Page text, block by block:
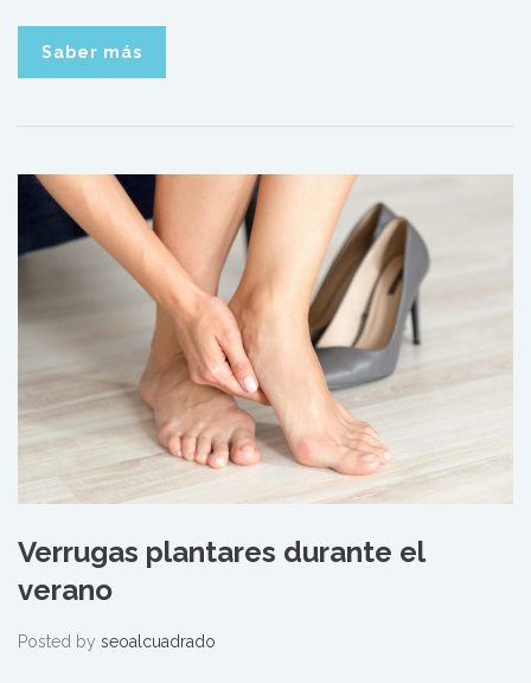
Saber más
Verrugas plantares durante el
verano
Posted by seoalcuadrado